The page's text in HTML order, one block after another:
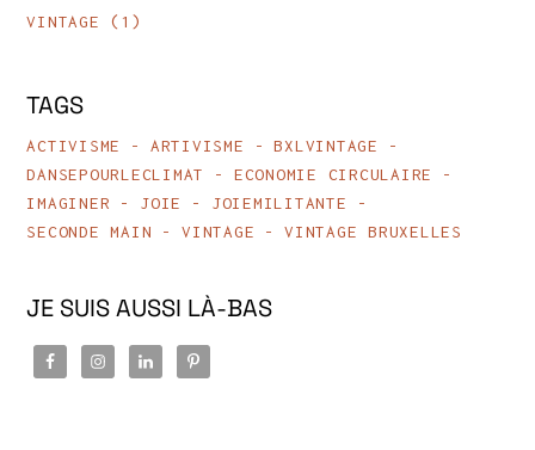
VINTAGE
(1)
TAGS
ACTIVISME ARTIVISME
BXLVINTAGE
DANSEPOURLECLIMAT
ECONOMIE CIRCULAIRE
IMAGINER
JOIE
JOIEMILITANTE
SECONDE MAIN
VINTAGE VINTAGE BRUXELLES
JE SUIS AUSSI LÀ-BAS